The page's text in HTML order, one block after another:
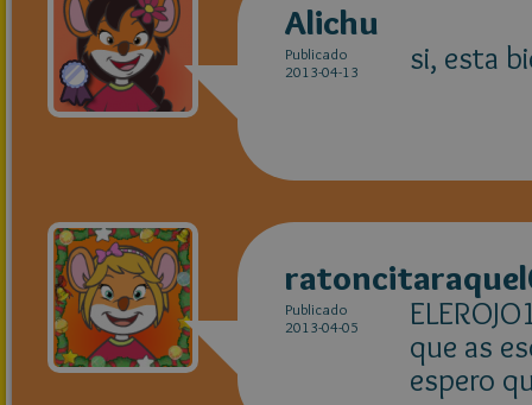
Alichu
Publicado
2013-04-13
si, esta
Publicado
2013-04-05
que as
espero